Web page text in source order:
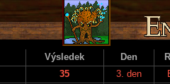
Výsledek Den
35 3. den